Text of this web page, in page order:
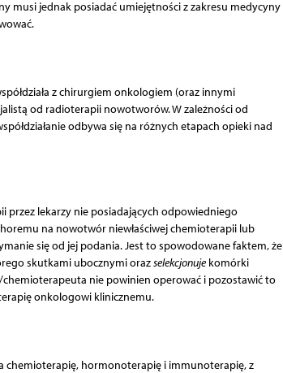
musi jednak posiadać umiejętności z zakresu medycyny
z chirurgiem onkologiem (oraz innymi
od radioterapii nowotworów. W zależności od
odbywa się na różnych etapach opieki nad
przez lekarzy nie posiadających odpowiedniego
na nowotwór niewłaściwej chemioterapii lub
się od jej podania. Jest to spowodowane faktem, że
skutkami ubocznymi orazselekcjonujekomórki
nie powinien operować i pozostawić to
onkologowi klinicznemu.
chemioterapię, hormonoterapię i immunoterapię, z